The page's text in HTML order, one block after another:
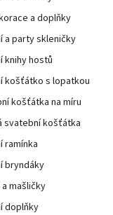
a doplňky
a party skleničky
knihy hostů
košťátko s lopatkou
košťátka na míru
svatební košťátka
ramínka
bryndáky
mašličky
doplňky